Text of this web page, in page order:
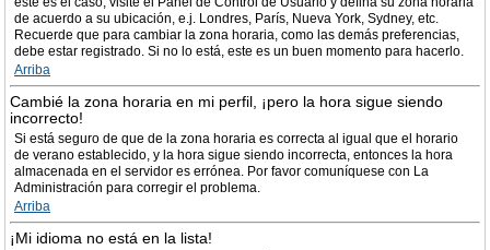
de acuerdo a su ubicación, e.j. Londres, París, Nueva York, Sydney, etc.
Recuerde que para cambiar la zona horaria, como las demás preferencias,
debe estar registrado. Si no lo está, este es un buen momento para hacerlo.
Arriba
Cambié la zona horaria en mi perfil, ¡pero la hora sigue siendo
incorrecto!
Si está seguro de que de la zona horaria es correcta al igual que el horario
de verano establecido, y la hora sigue siendo incorrecta, entonces la hora
almacenada en el servidor es errónea. Por favor comuníquese con La
Administración para corregir el problema.
Arriba
¡Mi idioma no está en la lista!